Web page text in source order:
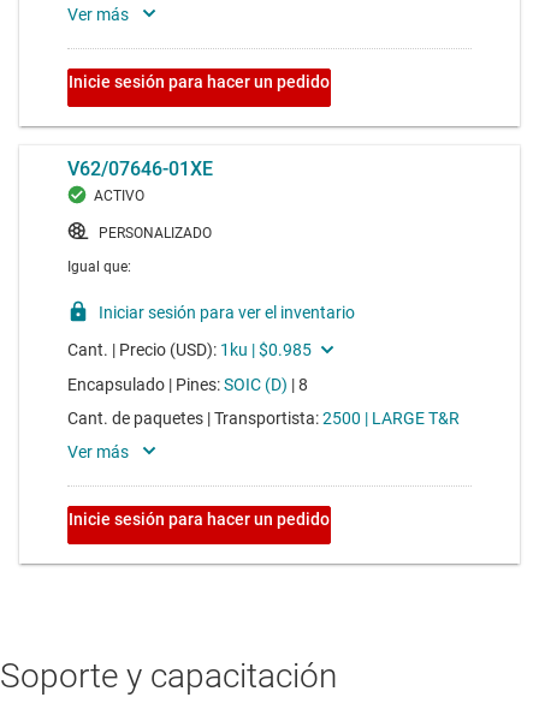
Soporte y capacitación